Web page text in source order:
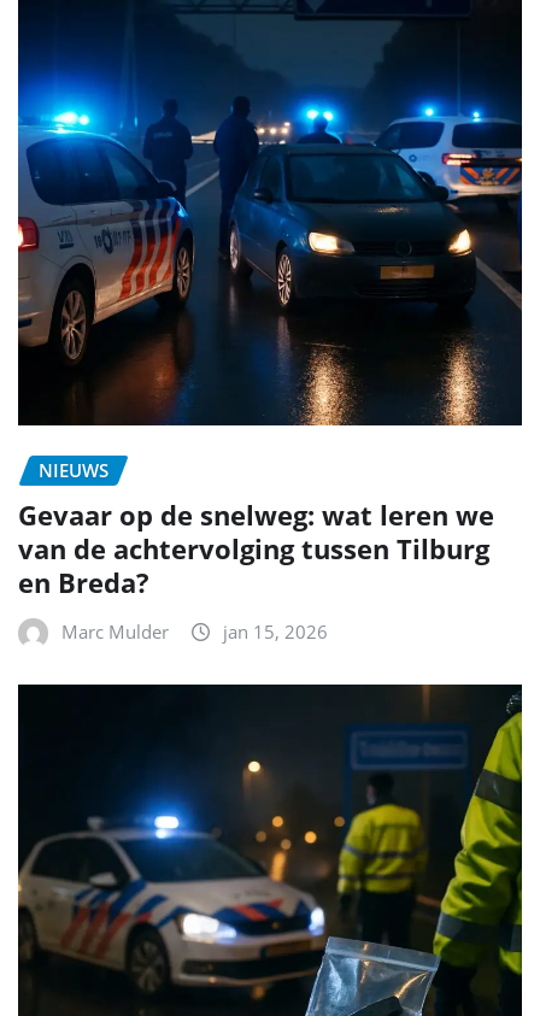
NIEUWS
Gevaar op de snelweg: wat leren we
van de achtervolging tussen Tilburg
en Breda?
Marc Mulder jan 15, 2026